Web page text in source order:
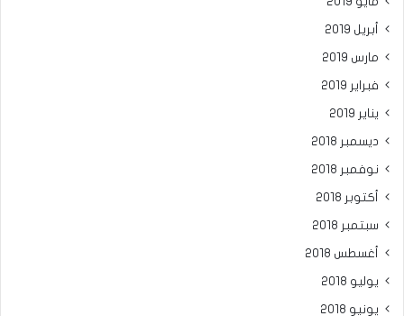
أبريل 2019
مارس 2019
فبراير 2019
يناير 2019
ديسمبر 2018
نوفمبر 2018
أكتوبر 2018
سبتمبر 2018
أغسطس 2018
يوليو 2018
يونيو 2018